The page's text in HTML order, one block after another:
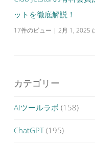
ットを徹底解説！
17件のビュー | 2月 1, 2025
カテゴリー
AIツールラボ (158)
ChatGPT (195)